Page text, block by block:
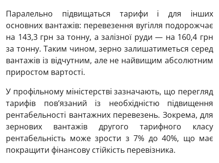
Паралельно підвищаться тарифи і для інших
основних вантажів: перевезення вугілля подорожчає
на 143,3 грн за тонну, а залізної руди — на 160,4 грн
за тонну. Таким чином, зерно залишатиметься серед
вантажів із відчутним, але не найвищим абсолютним
приростом вартості.
У профільному міністерстві зазначають, що перегляд
тарифів пов’язаний із необхідністю підвищення
рентабельності вантажних перевезень. Зокрема, для
зернових вантажів другого тарифного класу
рентабельність може зрости з 7% до 40%, що має
покращити фінансову стійкість перевізника.